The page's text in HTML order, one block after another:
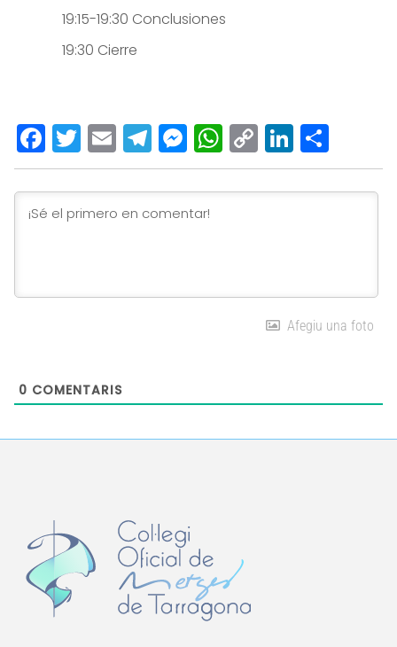
19:15-19:30 Conclusiones
19:30 Cierre
Facebook
Twitter
EmailTelegram
Messenger
WhatsApp
Copy
Link
Afegiu una foto
0 COMENTARIS